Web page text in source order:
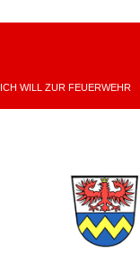
ICH WILL ZUR FEUERWEHR